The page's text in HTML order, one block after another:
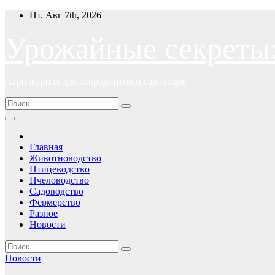
ПерейтиПт. Авг 7th, 2026
Главная
Животноводство
Птицеводство
Пчеловодство
Садоводство
Фермерство
Разное
Новости
Новости